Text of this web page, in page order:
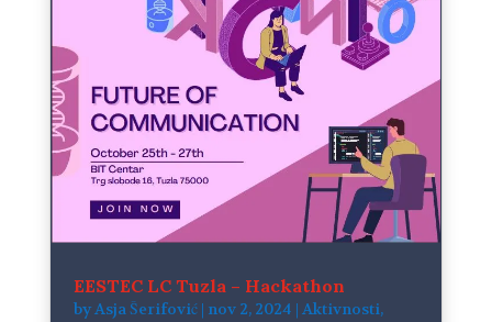
EESTEC LC Tuzla – Hackathon
byAsja Šerifović| nov 2, 2024 | Aktivnosti,